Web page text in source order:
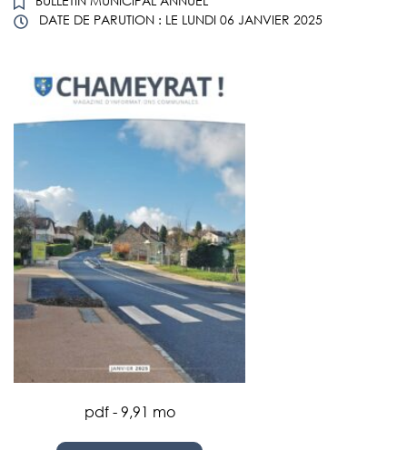
DATE DE PARUTION : LE LUNDI 06 JANVIER 2025
pdf - 9,91 mo